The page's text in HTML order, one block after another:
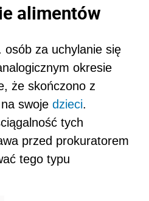
alimentów
osób za uchylanie się
okresie
że skończono z
swoje dzieci.
tych
przed prokuratorem
tego typu